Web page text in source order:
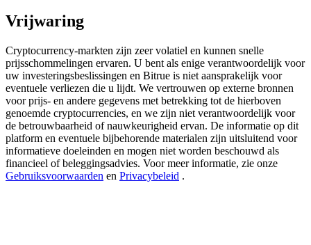
Precious Metals Trading Carnival
Trade Gold & Silver · 33,333 USDT Bonus
USDT New User Exclusive 10% APR
USDT Flexible Staking | Daily Rewards
Vrijwaring
Cryptocurrency-markten zijn zeer volatiel en kunnen snelle
prijsschommelingen ervaren. U bent als enige verantwoordelijk voor
uw investeringsbeslissingen en Bitrue is niet aansprakelijk voor
eventuele verliezen die u lijdt. We vertrouwen op externe bronnen
voor prijs- en andere gegevens met betrekking tot de hierboven
genoemde cryptocurrencies, en we zijn niet verantwoordelijk voor
de betrouwbaarheid of nauwkeurigheid ervan. De informatie op dit
platform en eventuele bijbehorende materialen zijn uitsluitend voor
informatieve doeleinden en mogen niet worden beschouwd als
financieel of beleggingsadvies. Voor meer informatie, zie onze
Gebruiksvoorwaarden en Privacybeleid .